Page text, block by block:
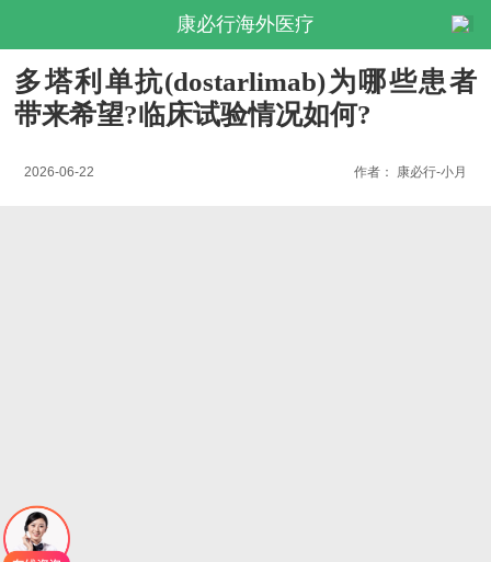
康必行海外医疗
多塔利单抗(dostarlimab)为哪些患者
带来希望?临床试验情况如何?
2026-06-22 作者： 康必行-小月